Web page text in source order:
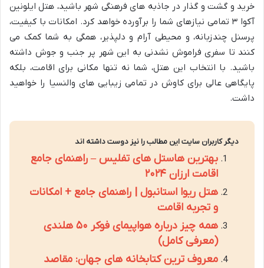
خرید و گشت و گذار در جاذبه های فرهنگی شهر باشید، هتل ایلونین
آکوا ۳ تمامی نیازهای شما را برآورده خواهد کرد. امکانات با کیفیت،
پرسنل چندزبانه، و محیطی آرام و دلپذیر، همگی به شما کمک می
کنند تا سفری فراموش نشدنی به این شهر پر جنب و جوش داشته
باشید. با انتخاب این هتل، شما نه تنها مکانی برای اقامت، بلکه
پایگاهی عالی برای کاوش در تمامی زیبایی های والنسیا را خواهید
داشت.
دیگر کاربران سایت این مطالب را نیز دوست داشته اند
بهترین هاستل های تفلیس – راهنمای جامع
اقامت ارزان ۲۰۲۴
هتل ریوا استانبول | راهنمای جامع + امکانات
و تجربه اقامت
همه چیز درباره هواپیمای فوکر ۵۰ هلندی
(معرفی کامل)
معروف ترین کتابخانه های جهان: مقاصد